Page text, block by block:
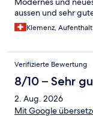
aussen und sehr
Klemenz,
Verifizierte Bewertung
8/10 – Sehr
2. Aug. 2026
Mit Google